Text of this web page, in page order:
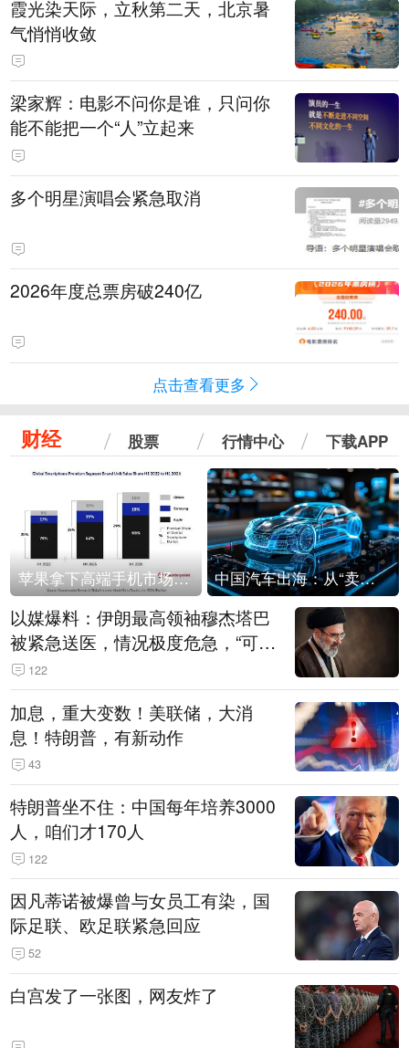
霞光染天际，立秋第二天，北京暑
气悄悄收敛
梁家辉：电影不问你是谁，只问你
能不能把一个“人”立起来
多个明星演唱会紧急取消
2026年度总票房破240亿
点击查看更多
财经 股票 行情中心 下载APP
苹果拿下高端手机市场65%的份额：iPhone 17系列功不可没 中国汽车出海：从“卖出去”到“走进去”
以媒爆料：伊朗最高领袖穆杰塔巴
被紧急送医，情况极度危急，“可能
随时会死去”
122
加息，重大变数！美联储，大消
息！特朗普，有新动作
43
特朗普坐不住：中国每年培养3000
人，咱们才170人
122
因凡蒂诺被爆曾与女员工有染，国
际足联、欧足联紧急回应
52
白宫发了一张图，网友炸了